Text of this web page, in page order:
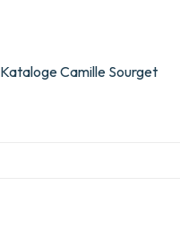
Kataloge Camille Sourget